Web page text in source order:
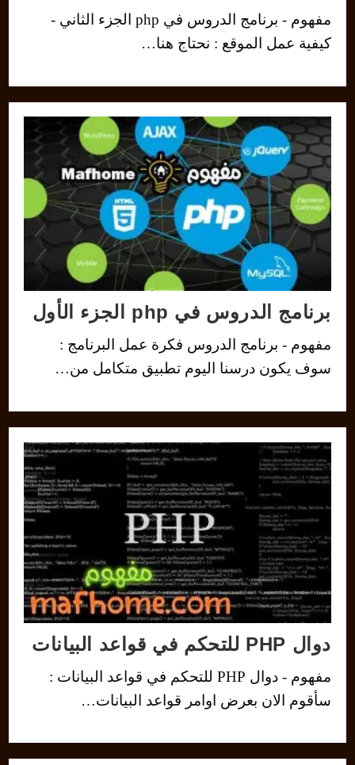
مفهوم - برنامج الدروس في php الجزء الثاني -
كيفية عمل الموقع : نحتاج هنا…
برنامج الدروس في php الجزء الأول
مفهوم - برنامج الدروس فكرة عمل البرنامج :
سوف يكون درسنا اليوم تطبيق متكامل من…
دوال PHP للتحكم في قواعد البيانات
مفهوم - دوال PHP للتحكم في قواعد البيانات :
سأقوم الان بعرض اوامر قواعد البيانات…